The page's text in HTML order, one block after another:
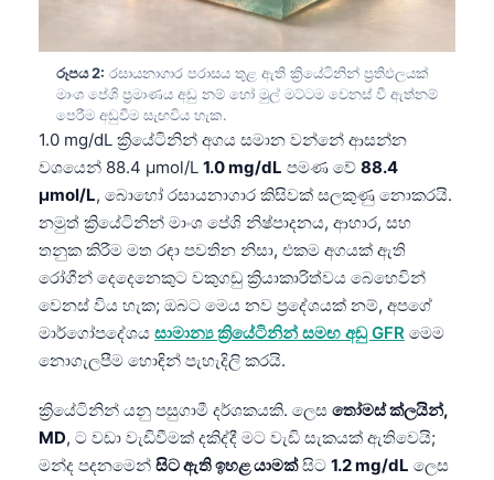
රූපය 2: රසායනාගාර පරාසය තුළ ඇති ක්‍රියේටිනින් ප්‍රතිඵලයක්
මාංශ පේශි ප්‍රමාණය අඩු නම් හෝ මුල් මට්ටම වෙනස් වී ඇත්නම්
පෙරීම අඩුවීම සැඟවිය හැක.
1.0 mg/dL ක්‍රියේටිනින් අගය සමාන වන්නේ ආසන්න
වශයෙන් 88.4 µmol/L 1.0 mg/dL පමණ වේ 88.4
µmol/L, බොහෝ රසායනාගාර කිසිවක් සලකුණු නොකරයි.
නමුත් ක්‍රියේටිනින් මාංශ පේශි නිෂ්පාදනය, ආහාර, සහ
තනුක කිරීම මත රඳා පවතින නිසා, එකම අගයක් ඇති
රෝගීන් දෙදෙනෙකුට වකුගඩු ක්‍රියාකාරිත්වය බෙහෙවින්
වෙනස් විය හැක; ඔබට මෙය නව ප්‍රදේශයක් නම්, අපගේ
මාර්ගෝපදේශය සාමාන්‍ය ක්‍රියේටිනින් සමඟ අඩු GFR මෙම
නොගැලපීම හොඳින් පැහැදිලි කරයි.
ක්‍රියේටිනින් යනු පසුගාමී දර්ශකයකි. ලෙස තෝමස් ක්ලයින්,
MD, ට වඩා වැඩිවීමක් දකිද්දී මට වැඩි සැකයක් ඇතිවෙයි;
මන්ද පදනමෙන් සිට ඇති ඉහළ යාමක්සිට 1.2 mg/dL ලෙස